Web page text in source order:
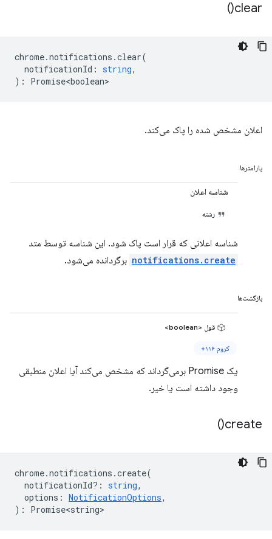
clear(
)
chrome.notifications .clear(
notificationId : string,
) : Promise<boolean>
اعلان مشخص شده را پاک می‌کند.
پارامترها
شناسه اعلان
رشته
شناسه اعلانی که قرار است پاک شود. این شناسه توسط متد
notifications.create برگردانده می‌شود.
بازگشت‌ها
قول <boolean>
کروم ۱۱۶+
یک Promise برمی‌گرداند که مشخص می‌کند آیا اعلان منطبقی
وجود داشته است یا خیر.
create(
)
chrome.notifications .create(
notificationId? : string,
options : NotificationOptions,
) : Promise<string>